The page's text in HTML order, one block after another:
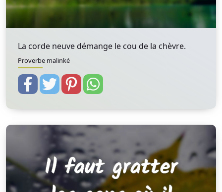
La corde neuve démange le cou de la chèvre.
Proverbe malinké